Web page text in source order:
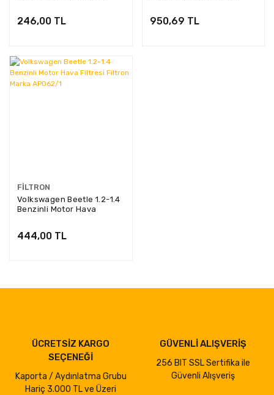
246,00 TL 950,69 TL
FILTRON
Volkswagen Beetle 1.2-1.4
Benzinli Motor Hava
444,00 TL
ÜCRETSİZ KARGO
SEÇENEĞİ
Kaporta / Aydınlatma Grubu
Hariç 3.000 TL ve Üzeri
GÜVENLİ ALIŞVERİŞ
256 BIT SSL Sertifika ile
Güvenli Alışveriş